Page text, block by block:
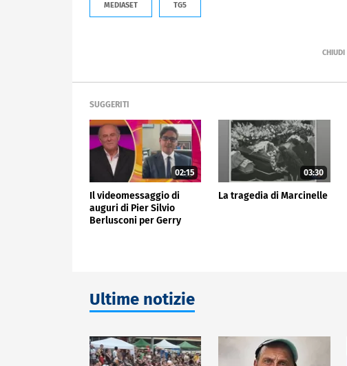
MEDIASET TG5
SUGGERITI
02:15
Il videomessaggio di
auguri di Pier Silvio
Berlusconi per Gerry
03:30
La tragedia di Marcinelle
Ultime notizie